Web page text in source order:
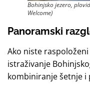
Bohinjsko jezero,
Welcome)
Panoramski
Ako niste
istraživanje
kombiniranje šetnje